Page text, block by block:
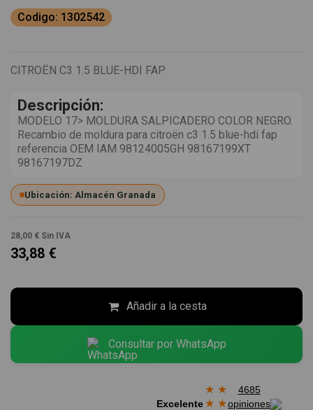
Codigo: 1302542
CITROËN C3 1.5 BLUE-HDI FAP
Descripción:
MODELO 17> MOLDURA SALPICADERO COLOR NEGRO.
Recambio de moldura para citroën c3 1.5 blue-hdi fap
referencia OEM IAM 98124005GH 98167199XT
98167197DZ
Ubicación: Almacén Granada
28,00 € Sin IVA
33,88 €
Añadir a la cesta
Consultar por WhatsApp
Excelente
★ ★
★ ★
4685
opiniones